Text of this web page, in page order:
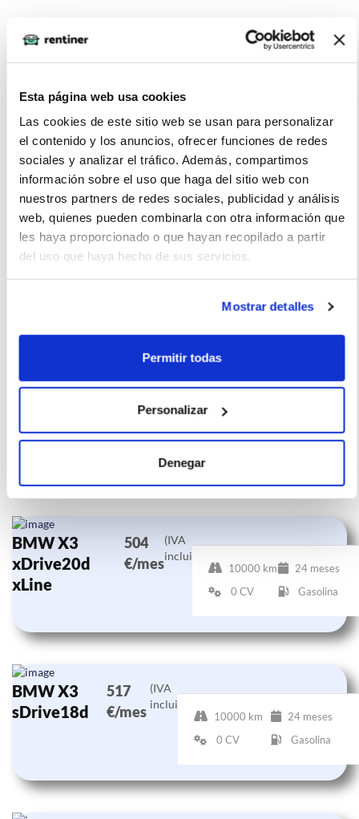
Esta página web usa cookies
Las cookies de este sitio web se usan para personalizar
el contenido y los anuncios, ofrecer funciones de redes
sociales y analizar el tráfico. Además, compartimos
información sobre el uso que haga del sitio web con
nuestros partners de redes sociales, publicidad y análisis
web, quienes pueden combinarla con otra información que
les haya proporcionado o que hayan recopilado a partir
del uso que haya hecho de sus servicios.
Mostrar detalles
Permitir todas
Personalizar
Denegar
Andy Gonzalez (2022-12-05)
Gran coche para los que quieren un poco de lujo. Caro
Anita (2022-05-02)
Me gusta el diseño exterior es moderno y deportivo
ofertado. Los datos y la información publicada ha sido
obtenida de la empresa ofertante del renting y tiene solo
efectos informativos no contractuales.
Otras ofertas de BMW X3
BMW X3
xDrive20d
xLine
504
€/mes
(IVA
incluido)
10000 km
24 meses
0 CV
Gasolina
BMW X3
sDrive18d
517
€/mes
(IVA
incluido)
10000 km
24 meses
0 CV
Gasolina